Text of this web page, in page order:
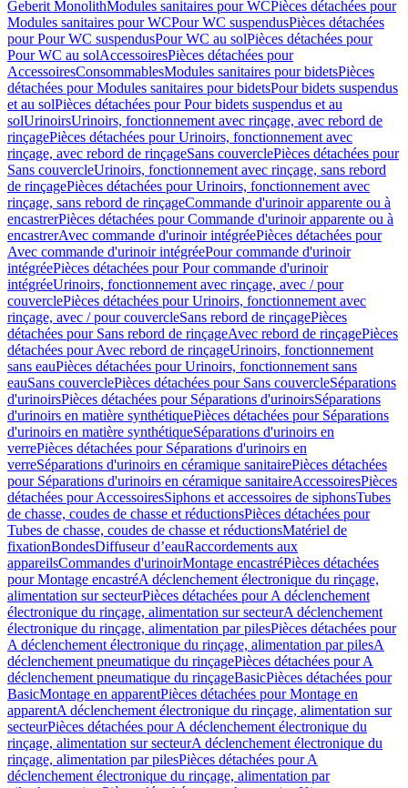
Geberit MonolithModules sanitaires pour WCPièces détachées pour
Modules sanitaires pour WCPour WC suspendusPièces détachées
pour Pour WC suspendusPour WC au solPièces détachées pour
Pour WC au solAccessoiresPièces détachées pour
AccessoiresConsommablesModules sanitaires pour bidetsPièces
détachées pour Modules sanitaires pour bidetsPour bidets suspendus
et au solPièces détachées pour Pour bidets suspendus et au
solUrinoirsUrinoirs, fonctionnement avec rinçage, avec rebord de
rinçagePièces détachées pour Urinoirs, fonctionnement avec
rinçage, avec rebord de rinçageSans couverclePièces détachées pour
Sans couvercleUrinoirs, fonctionnement avec rinçage, sans rebord
de rinçagePièces détachées pour Urinoirs, fonctionnement avec
rinçage, sans rebord de rinçageCommande d'urinoir apparente ou à
encastrerPièces détachées pour Commande d'urinoir apparente ou à
encastrerAvec commande d'urinoir intégréePièces détachées pour
Avec commande d'urinoir intégréePour commande d'urinoir
intégréePièces détachées pour Pour commande d'urinoir
intégréeUrinoirs, fonctionnement avec rinçage, avec / pour
couverclePièces détachées pour Urinoirs, fonctionnement avec
rinçage, avec / pour couvercleSans rebord de rinçagePièces
détachées pour Sans rebord de rinçageAvec rebord de rinçagePièces
détachées pour Avec rebord de rinçageUrinoirs, fonctionnement
sans eauPièces détachées pour Urinoirs, fonctionnement sans
eauSans couverclePièces détachées pour Sans couvercleSéparations
d'urinoirsPièces détachées pour Séparations d'urinoirsSéparations
d'urinoirs en matière synthétiquePièces détachées pour Séparations
d'urinoirs en matière synthétiqueSéparations d'urinoirs en
verrePièces détachées pour Séparations d'urinoirs en
verreSéparations d'urinoirs en céramique sanitairePièces détachées
pour Séparations d'urinoirs en céramique sanitaireAccessoiresPièces
détachées pour AccessoiresSiphons et accessoires de siphonsTubes
de chasse, coudes de chasse et réductionsPièces détachées pour
Tubes de chasse, coudes de chasse et réductionsMatériel de
fixationBondesDiffuseur d’eauRaccordements aux
appareilsCommandes d'urinoirMontage encastréPièces détachées
pour Montage encastréA déclenchement électronique du rinçage,
alimentation sur secteurPièces détachées pour A déclenchement
électronique du rinçage, alimentation sur secteurA déclenchement
électronique du rinçage, alimentation par pilesPièces détachées pour
A déclenchement électronique du rinçage, alimentation par pilesA
déclenchement pneumatique du rinçagePièces détachées pour A
déclenchement pneumatique du rinçageBasicPièces détachées pour
BasicMontage en apparentPièces détachées pour Montage en
apparentA déclenchement électronique du rinçage, alimentation sur
secteurPièces détachées pour A déclenchement électronique du
rinçage, alimentation sur secteurA déclenchement électronique du
rinçage, alimentation par pilesPièces détachées pour A
déclenchement électronique du rinçage, alimentation par